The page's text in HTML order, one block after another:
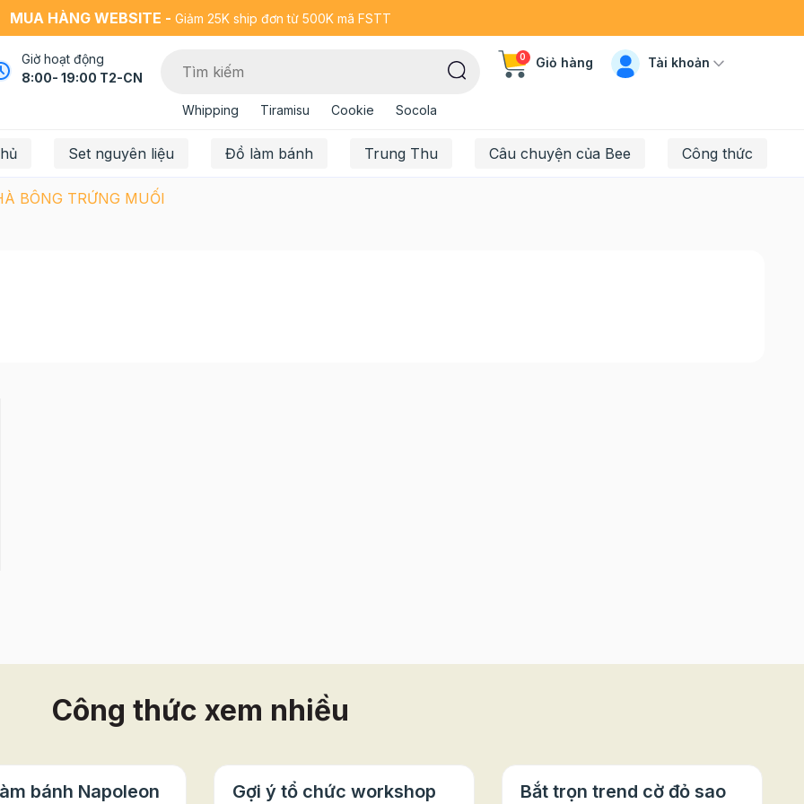
MUA HÀNG WEBSITE - Giảm 25K ship đơn từ 500K mã FSTT
Giờ hoạt động
8:00- 19:00 T2-CN
Whipping Tiramisu Cookie Socola
0 Giỏ hàng Tài khoản
Set nguyên liệu Đồ làm bánh Trung Thu Câu chuyện của Bee Công thức
BÔNG TRỨNG MUỐI
Công thức xem nhiều
bánh Napoleon
Gợi ý tổ chức workshop
Bắt trọn trend cờ đỏ sao